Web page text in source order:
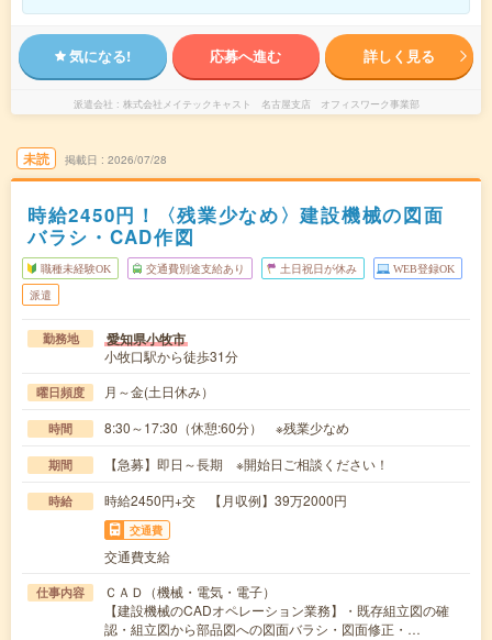
気になる! 応募へ進む 詳しく見る
派遣会社 株式会社メイテックキャスト 名古屋支店 オフィスワーク事業部
未読 掲載日 2026/07/28
時給2450円！〈残業少なめ〉建設機械の図面
バラシ・CAD作図
職種未経験OK 交通費別途支給あり 土日祝日が休み WEB登録OK
派遣
勤務地 愛知県小牧市
小牧口駅から徒歩31分
曜日頻度 月～金(土日休み）
時間 8:30～17:30（休憩:60分） ※残業少なめ
期間 【急募】即日～長期 ※開始日ご相談ください！
時給 時給2450円+交 【月収例】39万2000円
交通費
交通費支給
仕事内容
ＣＡＤ（機械・電気・電子）
【建設機械のCADオペレーション業務】・既存組立図の確
認・組立図から部品図への図面バラシ・図面修正・…